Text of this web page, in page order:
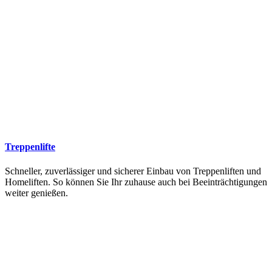
Treppenlifte
Schneller, zuverlässiger und sicherer Einbau von Treppenliften und
Homeliften. So können Sie Ihr zuhause auch bei Beeinträchtigungen
weiter genießen.